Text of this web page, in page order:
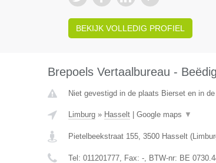
BEKIJK VOLLEDIG PROFIEL
Brepoels Vertaalbureau -
Niet gevestigd in de plaats Bierset en in
Limburg» Hasselt| Google maps ▼
Pietelbeekstraat 155, 3500 Hasselt(
Tel: 011201777, Fax: -, BTW-nr: BE